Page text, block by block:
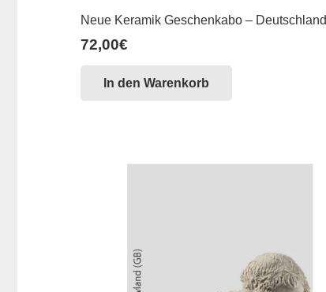
Neue Keramik Geschenkabo – Deutschland
72,00€
In den Warenkorb